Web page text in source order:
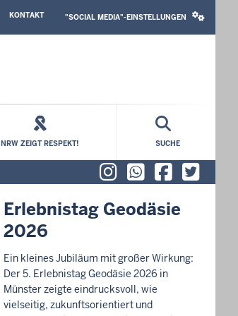
TOPKONTAKT
MEDIA
"SOCIAL MEDIA"-EINSTELLUNGEN
NRW ZEIGT RESPEKT! SUCHE
InstagramX
Erlebnistag Geodäsie
2026
Ein kleines Jubiläum mit großer Wirkung:
Der 5. Erlebnistag Geodäsie 2026 in
Münster zeigte eindrucksvoll, wie
vielseitig, zukunftsorientiert und